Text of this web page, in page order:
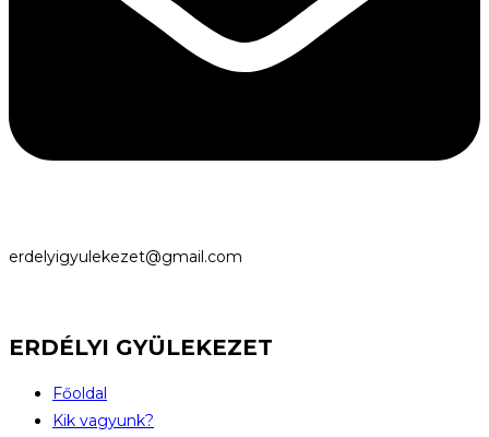
erdelyigyulekezet@gmail.com
ERDÉLYI GYÜLEKEZET
Főoldal
Kik vagyunk?